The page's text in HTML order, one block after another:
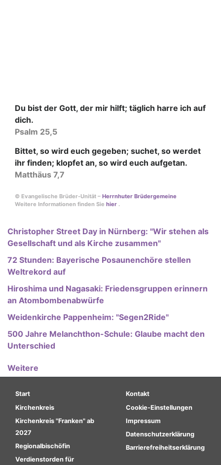
Du bist der Gott, der mir hilft; täglich harre ich auf
dich.
Psalm 25,5
Bittet, so wird euch gegeben; suchet, so werdet
ihr finden; klopfet an, so wird euch aufgetan.
Matthäus 7,7
© Evangelische Brüder-Unität – Herrnhuter Brüdergemeine
Weitere Informationen finden Sie hier .
Christopher Street Day in Nürnberg: "Wir stehen als
Gesellschaft und als Kirche zusammen"
72 Stunden: Bayerische Posaunenchöre stellen
Weltrekord auf
Hiroshima und Nagasaki: Friedensgruppen erinnern
an Atombombenabwürfe
Weidenkirche Pappenheim: "Segen2Ride"
500 Jahre Melanchthon-Schule: Glaube macht den
Unterschied
Weitere
Hauptnavigation
Start
Kirchenkreis
Kirchenkreis "Franken" ab
2027
Regionalbischöfin
Verdienstorden für
Fußbereichsmenü
Kontakt
Cookie-Einstellungen
Impressum
Datenschutzerklärung
Barrierefreiheitserklärung